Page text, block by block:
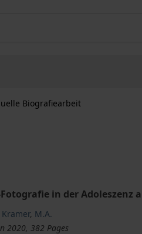
Biografiearbeit
in der Adoleszenz
, M.A.
2020, 382 Pages